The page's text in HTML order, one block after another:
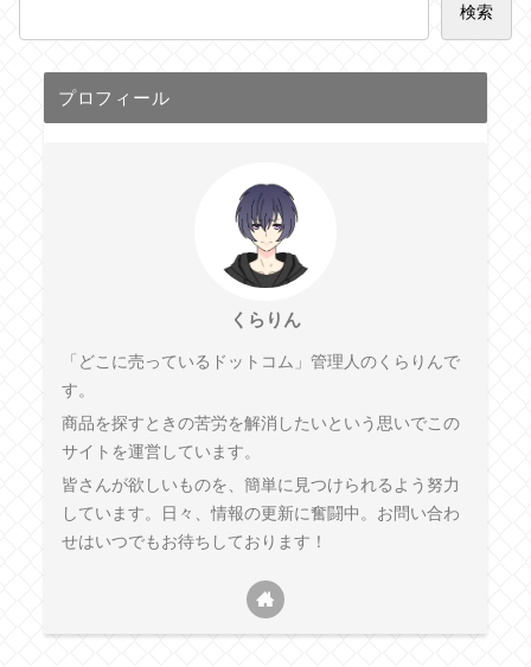
検索
プロフィール
くらりん
「どこに売っているドットコム」管理人のくらりんで
す。
商品を探すときの苦労を解消したいという思いでこの
サイトを運営しています。
皆さんが欲しいものを、簡単に見つけられるよう努力
しています。日々、情報の更新に奮闘中。お問い合わ
せはいつでもお待ちしております！